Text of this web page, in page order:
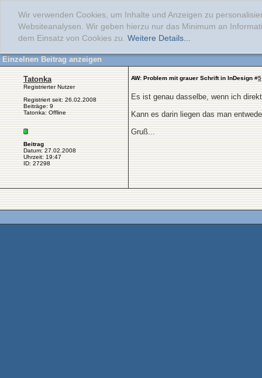
Wir verwenden Cookies, um Inhalte und Anzeigen zu
Websiteanalysen. Wir geben hierzu nur das Minimum an
dem Einsatz von Cookies zu. Weitere Details...
Einzelnen Beitrag anzeigen
Tatonka
Registrierter Nutzer
Registriert seit: 26.02.2008
Beiträge: 9
Tatonka: Offline
Beitrag
Datum: 27.02.2008
Uhrzeit: 19:47
ID: 27298
AW: Problem mit grauer Schrift in InDesign #5
Es ist genau dasselbe, wenn ich
Kann es darin liegen das man
Gruß...